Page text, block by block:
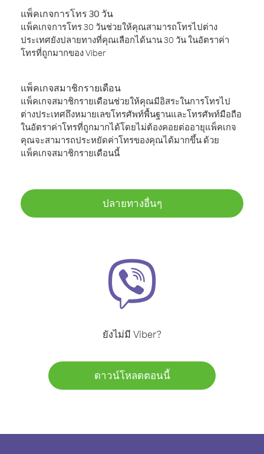
แพ็คเกจการโทร 30 วัน
แพ็คเกจการโทร 30 วันช่วยให้คุณสามารถโทรไปต่าง
ประเทศยังปลายทางที่คุณเลือกได้นาน 30 วัน ในอัตราค่า
โทรที่ถูกมากของ Viber
แพ็คเกจสมาชิกรายเดือน
แพ็คเกจสมาชิกรายเดือนช่วยให้คุณมีอิสระในการโทรไป
ต่างประเทศถึงหมายเลขโทรศัพท์พื้นฐานและโทรศัพท์มือถือ
ในอัตราค่าโทรที่ถูกมากได้โดยไม่ต้องคอยต่ออายุแพ็คเกจ
คุณจะสามารถประหยัดค่าโทรของคุณได้มากขึ้น ด้วย
แพ็คเกจสมาชิกรายเดือนนี้
ปลายทางอื่นๆ
ยังไม่มี Viber?
ดาวน์โหลดตอนนี้